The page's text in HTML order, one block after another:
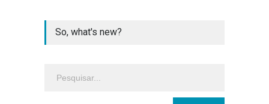
So, what's new?